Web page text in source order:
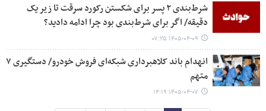
شرط‌بندی ۲ پسر برای شکستن رکورد سرقت تا زیر یک
دقیقه/ اگر برای شرط‌بندی بود چرا ادامه دادید؟
۱۴۰۵-۰۴-۰۹ ۰۷:۲۵
انهدام باند کلاهبرداری شبکه‌ای فروش خودرو/ دستگیری ۷
متهم
۱۴۰۵-۰۴-۰۷ ۱۴:۱۹